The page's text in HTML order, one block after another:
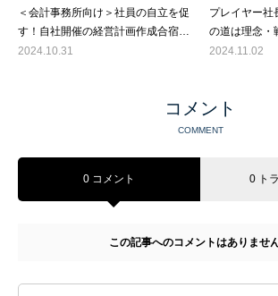
＜会計事務所向け＞社員の自立を促
す！自社開催の経営計画作成合宿の
運営で会社の未来を切り開く
2024.10.31
プレイヤー社
の道は理念・
2024.11.02
コメント
COMMENT
0 コメント 0 ト
この記事へのコメントはありません